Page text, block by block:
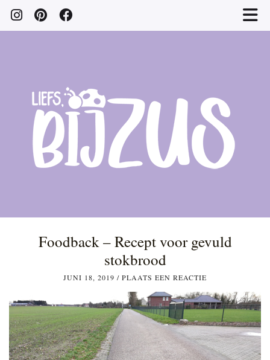
Foodback – Recept voor gevuld
stokbrood
JUNI 18, 2019 / PLAATS EEN REACTIE